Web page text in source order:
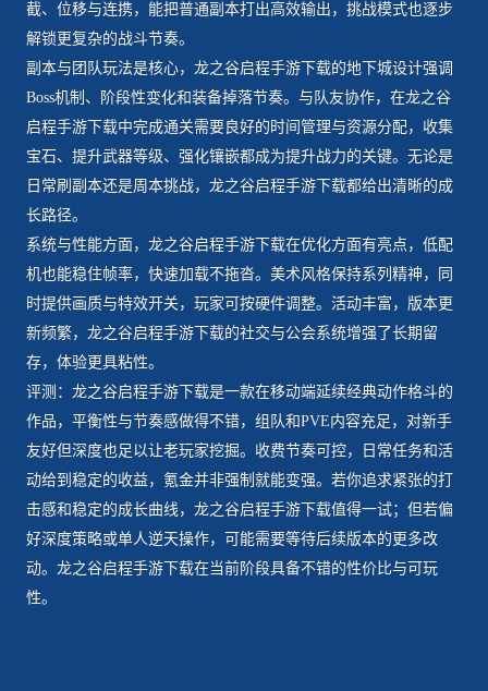
截、位移与连携，能把普通副本打出高效输出，挑战模式也逐步
解锁更复杂的战斗节奏。
副本与团队玩法是核心，龙之谷启程手游下载的地下城设计强调
Boss机制、阶段性变化和装备掉落节奏。与队友协作，在龙之谷
启程手游下载中完成通关需要良好的时间管理与资源分配，收集
宝石、提升武器等级、强化镶嵌都成为提升战力的关键。无论是
日常刷副本还是周本挑战，龙之谷启程手游下载都给出清晰的成
长路径。
系统与性能方面，龙之谷启程手游下载在优化方面有亮点，低配
机也能稳住帧率，快速加载不拖沓。美术风格保持系列精神，同
时提供画质与特效开关，玩家可按硬件调整。活动丰富，版本更
新频繁，龙之谷启程手游下载的社交与公会系统增强了长期留
存，体验更具粘性。
评测：龙之谷启程手游下载是一款在移动端延续经典动作格斗的
作品，平衡性与节奏感做得不错，组队和PVE内容充足，对新手
友好但深度也足以让老玩家挖掘。收费节奏可控，日常任务和活
动给到稳定的收益，氪金并非强制就能变强。若你追求紧张的打
击感和稳定的成长曲线，龙之谷启程手游下载值得一试；但若偏
好深度策略或单人逆天操作，可能需要等待后续版本的更多改
动。龙之谷启程手游下载在当前阶段具备不错的性价比与可玩
性。